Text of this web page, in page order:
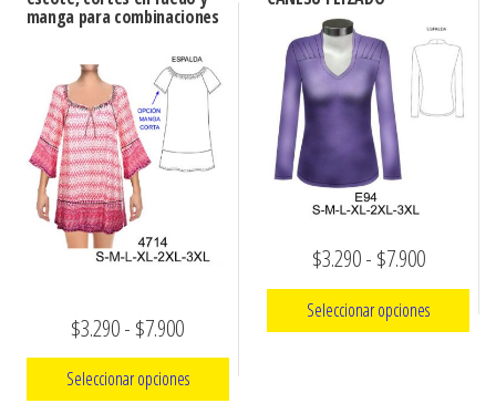
manga para combinaciones
$3.290- $7.900Rango
de
Seleccionar opciones
$3.290- $7.900Rango
de
precios:
Seleccionar opciones